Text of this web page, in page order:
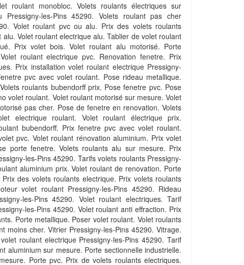
roulant monobloc. Volets roulants électriques sur
Pressigny-les-Pins 45290. Volets roulant pas cher
Volet roulant pvc ou alu. Prix des volets roulants
alu. Volet roulant electrique alu. Tablier de volet roulant
Prix volet bois. Volet roulant alu motorisé. Porte
roulant electrique pvc. Renovation fenetre. Prix
Prix installation volet roulant electrique Pressigny-
pvc avec volet roulant. Pose rideau metallique.
roulants bubendorff prix. Pose fenetre pvc. Pose
volet roulant. Volet roulant motorisé sur mesure. Volet
pas cher. Pose de fenetre en renovation. Volets
electrique roulant. Volet roulant électrique prix.
bubendorff. Prix fenetre pvc avec volet roulant.
pvc. Volet roulant rénovation aluminium. Prix volet
porte fenetre. Volets roulants alu sur mesure. Prix
les-Pins 45290. Tarifs volets roulants Pressigny-
aluminium prix. Volet roulant de renovation. Porte
des volets roulants electrique. Prix volets roulants
volet roulant Pressigny-les-Pins 45290. Rideau
les-Pins 45290. Volet roulant electriques. Tarif
les-Pins 45290. Volet roulant anti effraction. Prix
Porte metallique. Poser volet roulant. Volet roulants
moins cher. Vitrier Pressigny-les-Pins 45290. Vitrage.
roulant electrique Pressigny-les-Pins 45290. Tarif
aluminium sur mesure. Porte sectionnelle industrielle.
Porte pvc. Prix de volets roulants electriques.